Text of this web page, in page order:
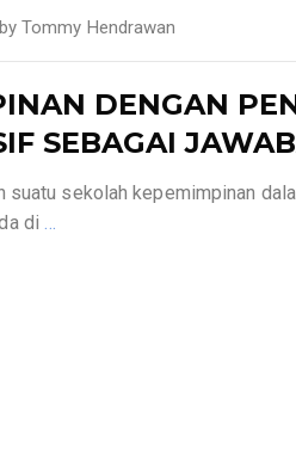
byTommy Hendrawan
DENGAN
SEBAGAI
suatu sekolah kepemimpinan
di…